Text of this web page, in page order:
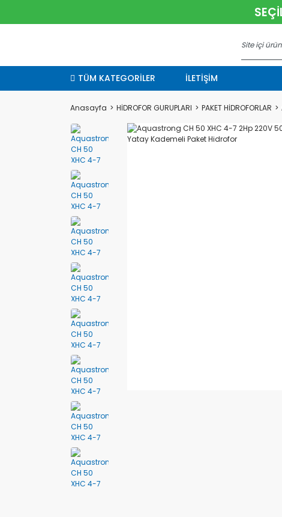
TÜM KATEGORİLER İLETİŞİM
Anasayfa HİDROFOR GURUPLARI PAKET HİDROFORLAR